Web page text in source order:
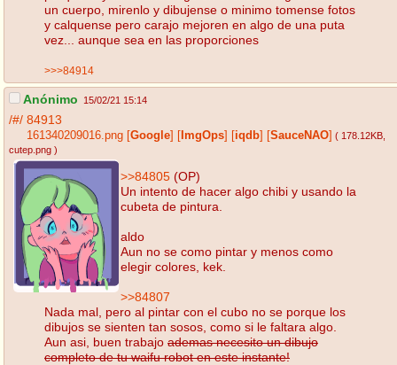
un cuerpo, mirenlo y dibujense o minimo tomense fotos
y calquense pero carajo mejoren en algo de una puta
vez... aunque sea en las proporciones
>>>84914
Anónimo 15/02/21 15:14
/#/ 84913
161340209016.png Google ImgOps iqdb SauceNAO ( 178.12KB
cutep.png )
>>84805 (OP)
Un intento de hacer algo chibi y usando la
cubeta de pintura.
aldo
Aun no se como pintar y menos como
elegir colores, kek.
>>84807
Nada mal, pero al pintar con el cubo no se porque los
dibujos se sienten tan sosos, como si le faltara algo.
Aun asi, buen trabajo ademas necesito un dibujo
completo de tu waifu robot en este instante!